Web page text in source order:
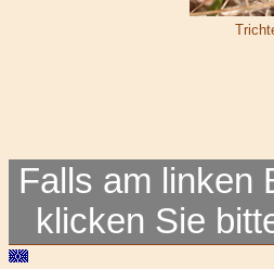
Falls am linken
klicken Sie